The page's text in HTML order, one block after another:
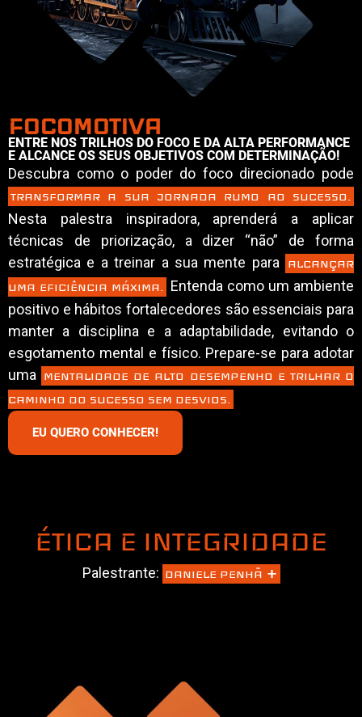
FOCOMOTIVA
ENTRE NOS TRILHOS DO FOCO E DA ALTA PERFORMANCE
E ALCANCE OS SEUS OBJETIVOS COM DETERMINAÇÃO!
Descubra como o poder do foco direcionado pode
TRANSFORMAR A SUA JORNADA RUMO AO SUCESSO.
Nesta palestra inspiradora, aprenderá a aplicar
técnicas de priorização, a dizer “não” de forma
estratégica e a treinar a sua mente para
ALCANÇAR
UMA EFICIÊNCIA MÁXIMA.
Entenda como um ambiente
positivo e hábitos fortalecedores são essenciais para
manter a disciplina e a adaptabilidade, evitando o
esgotamento mental e físico. Prepare-se para adotar
uma
MENTALIDADE DE ALTO DESEMPENHO E TRILHAR O
CAMINHO DO SUCESSO SEM DESVIOS.
EU QUERO CONHECER!
ÉTICA E INTEGRIDADE
Palestrante: DANIELE PENHÃ +